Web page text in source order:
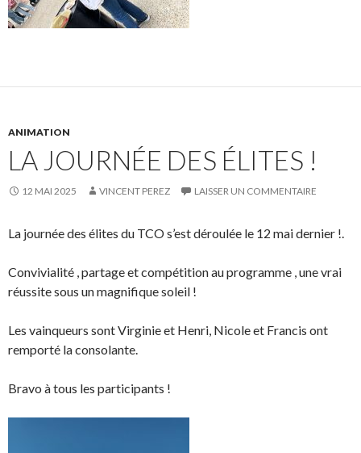
ANIMATION
LA JOURNÉE DES ÉLITES !
12 MAI 2025 VINCENT PEREZ LAISSER UN COMMENTAIRE
La journée des élites du TCO s’est déroulée le 12 mai dernier !.
Convivialité , partage et compétition au programme , une vrai
réussite sous un magnifique soleil !
Les vainqueurs sont Virginie et Henri, Nicole et Francis ont
remporté la consolante.
Bravo à tous les participants !